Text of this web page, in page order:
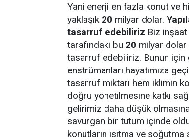
Yani enerji en fazla konut ve
yaklaşık 20 milyar dolar.
tasarruf edebiliriz Biz
tarafındaki bu 20 milyar dolar
tasarruf edebiliriz. Bunun için
enstrümanları hayatımıza
tasarruf miktarı hem iklimin
doğru yönetilmesine katkı
gelirimiz daha düşük
savurgan bir tutum içinde
konutların ısıtma ve